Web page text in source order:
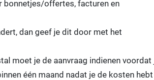
bonnetjes/offertes, facturen en
dan geef je dit door met het
moet je de aanvraag indienen voordat
één maand nadat je de kosten hebt